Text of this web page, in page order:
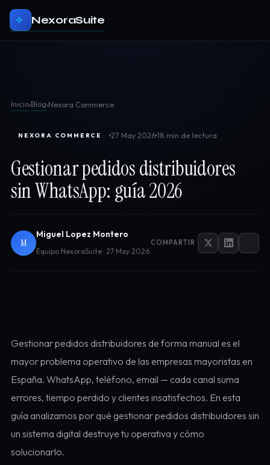
NexoraSuite
Inicio›Blog›Nexora Commerce
NEXORA COMMERCE 27 May 202618 min de lectura
Gestionar pedidos distribuidores
sin WhatsApp: guía 2026
M
Miguel Lopez Montero
Equipo NexoraSuite · 27 May 2026
COMPARTIR
Gestionar pedidos distribuidores de forma manual es el
mayor problema operativo de las empresas mayoristas en
España. WhatsApp, teléfono, email — cada canal suma
errores, tiempo perdido y clientes insatisfechos. En esta
guía analizamos por qué gestionar pedidos distribuidores sin
un sistema digital destruye tu operativa y cómo
solucionarlo.